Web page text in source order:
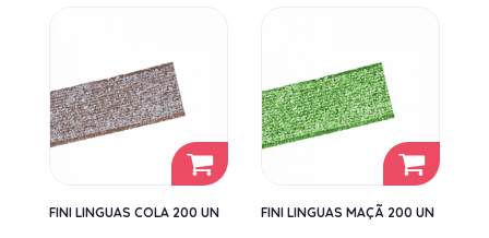
FINI LINGUAS COLA 200 UN FINI LINGUAS MAÇÃ 200 UN